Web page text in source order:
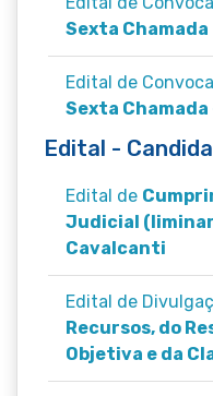
Sexta Chamada
Edital de
Sexta
Edital -
Edital de
Judicial
Cavalcanti
Edital de
Recursos, do
Objetiva e da